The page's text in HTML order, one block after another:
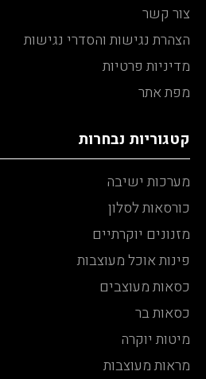
צור קשר
הצהרת נגישות והסדרי נגישות
מדיניות פרטיות
מפת אתר
קטגוריות נבחרות
מערכות ישיבה
כורסאות לסלון
מזנונים יוקרתיים
פינות אוכל מעוצבות
כסאות מעוצבים
כסאות בר
מיטות יוקרה
מראות מעוצבות